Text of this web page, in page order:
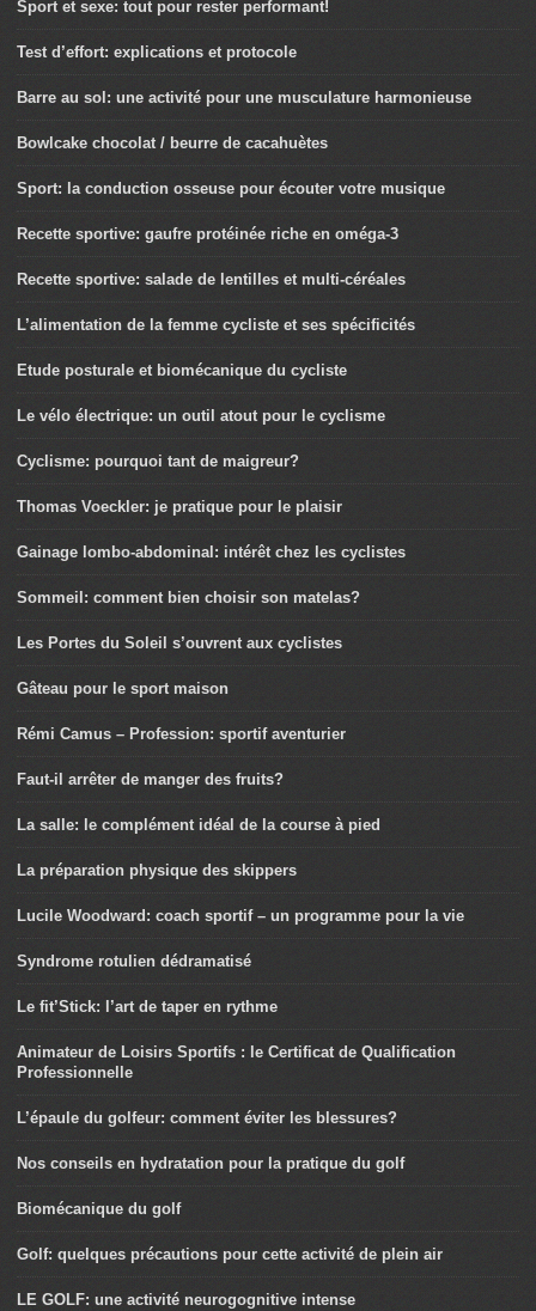
Sport et sexe: tout pour rester performant!
Test d’effort: explications et protocole
Barre au sol: une activité pour une musculature harmonieuse
Bowlcake chocolat / beurre de cacahuètes
Sport: la conduction osseuse pour écouter votre musique
Recette sportive: gaufre protéinée riche en oméga-3
Recette sportive: salade de lentilles et multi-céréales
L’alimentation de la femme cycliste et ses spécificités
Etude posturale et biomécanique du cycliste
Le vélo électrique: un outil atout pour le cyclisme
Cyclisme: pourquoi tant de maigreur?
Thomas Voeckler: je pratique pour le plaisir
Gainage lombo-abdominal: intérêt chez les cyclistes
Sommeil: comment bien choisir son matelas?
Les Portes du Soleil s’ouvrent aux cyclistes
Gâteau pour le sport maison
Rémi Camus – Profession: sportif aventurier
Faut-il arrêter de manger des fruits?
La salle: le complément idéal de la course à pied
La préparation physique des skippers
Lucile Woodward: coach sportif – un programme pour la vie
Syndrome rotulien dédramatisé
Le fit’Stick: l’art de taper en rythme
Animateur de Loisirs Sportifs : le Certificat de Qualification
Professionnelle
L’épaule du golfeur: comment éviter les blessures?
Nos conseils en hydratation pour la pratique du golf
Biomécanique du golf
Golf: quelques précautions pour cette activité de plein air
LE GOLF: une activité neurogognitive intense